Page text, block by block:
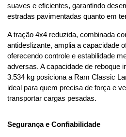
suaves e eficientes, garantindo
estradas pavimentadas quanto em
A tração 4x4 reduzida, combinada
antideslizante, amplia a capacidade
oferecendo controle e estabilidade
adversas. A capacidade de reboque
3.534 kg posiciona a Ram Classic
ideal para quem precisa de força e
transportar cargas pesadas.
Segurança e Confiabilidade